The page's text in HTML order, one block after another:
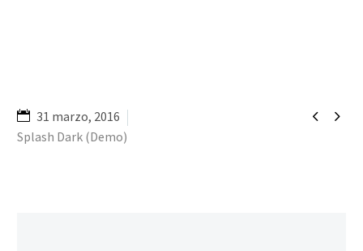
 
31 marzo, 2016
Splash Dark (Demo)